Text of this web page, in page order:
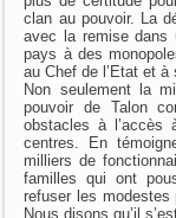
clan au pouvoir. La
avec la remise dans
pays à des
au Chef de l’Etat et à
Non seulement la
pouvoir de Talon
obstacles à
centres. En
milliers de
familles qui ont
refuser les
Nous disons qu’il